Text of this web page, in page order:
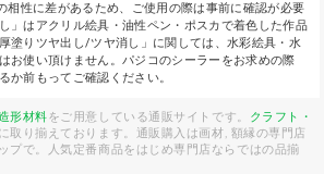
相性に差があるため、ご使用の際は事前に確認が必要
」はアクリル絵具・油性ペン・ポスカで着色した作品
塗りツヤ出し/ツヤ消し」に関しては、水彩絵具・水
お使い頂けません。パジコのシーラーをお求めの際
か前もってご確認ください。
形材料をご用意している通販サイトです。 クラフト・
取り揃えております。通販購入は画材, 額縁の専門店
プで。人気定番商品をはじめ専門店ならではの品揃